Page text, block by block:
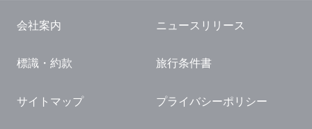
国内観光ガイド
旅行・観光情報
会社案内 ニュースリリース
標識・約款 旅行条件書
サイトマップ プライバシーポリシー